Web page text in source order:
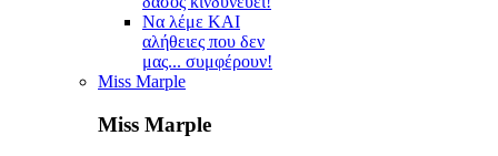
Να λέμε ΚΑΙ
αλήθειες που δεν
μας... συμφέρουν!
Miss Marple
Miss Marple